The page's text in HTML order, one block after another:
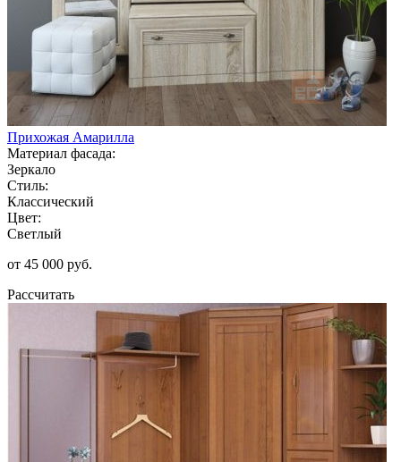
Прихожая Амарилла
Материал фасада:
Зеркало
Стиль:
Классический
Цвет:
Светлый
от 45 000 руб.
Рассчитать